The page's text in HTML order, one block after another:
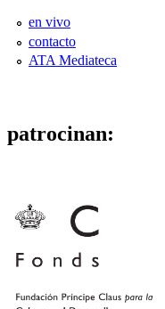
en vivo
contacto
ATA Mediateca
patrocinan: